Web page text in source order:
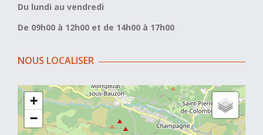
Du lundi au vendredi
De 09h00 à 12h00 et de 14h00 à 17h00
NOUS LOCALISER
+
−